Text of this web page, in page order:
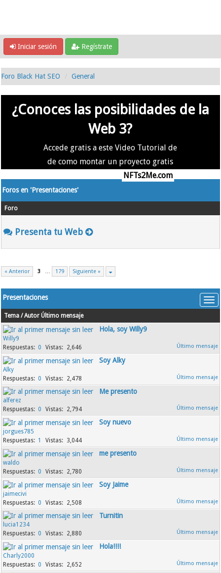
Iniciar sesión Regístrate
Foro Black Hat SEO General
¿Conoces las posibilidades de la
Web 3?
Accede gratis a este Video Tutorial de
de como montar un proyecto gratis
NFTs2Me.com
Foros en 'Presentaciones'
Foro
Presenta tu Web
« Anterior 3 … 179 Siguiente »
Presentaciones
Tema /Autor Último mensaje
Hola, soy Willy9
Willy9
0
2,646
Soy Alky
Alky
0
2,478
Me presento
alferez
0
2,794
Soy nuevo
jorgues785
1
3,044
me presento
waldo
0
2,780
Soy Jaime
jaimecivi
0
2,508
Turnitin
lucia1234
0
2,880
Hola!!!!
Charly2000
0
2,652